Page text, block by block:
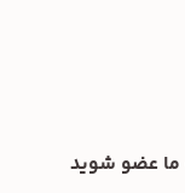
ما عضو شوید